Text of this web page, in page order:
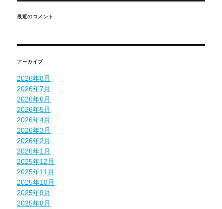
最近のコメント
アーカイブ
2026年8月
2026年7月
2026年6月
2026年5月
2026年4月
2026年3月
2026年2月
2026年1月
2025年12月
2025年11月
2025年10月
2025年9月
2025年8月